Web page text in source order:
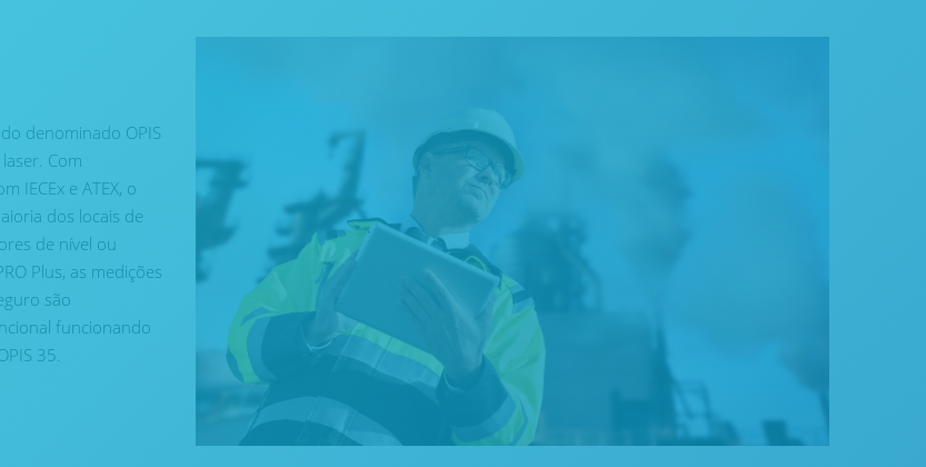
denominado OPIS
Com
IECEx e ATEX, o
dos locais de
de nível ou
Plus, as medições
são
funcionando
35.